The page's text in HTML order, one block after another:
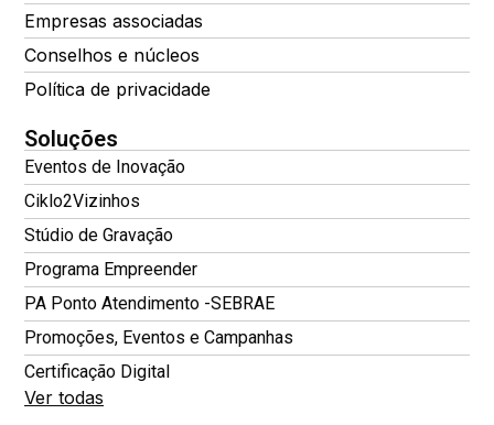
Empresas associadas
Conselhos e núcleos
Política de privacidade
Soluções
Eventos de Inovação
Ciklo2Vizinhos
Stúdio de Gravação
Programa Empreender
PA Ponto Atendimento -SEBRAE
Promoções, Eventos e Campanhas
Certificação Digital
Ver todas